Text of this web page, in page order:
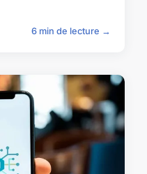
6 min de lecture →